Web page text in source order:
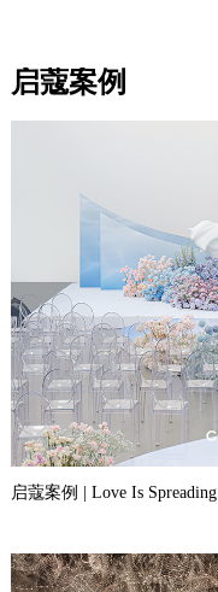
启蔻案例
启蔻案例 | Love Is Spreading